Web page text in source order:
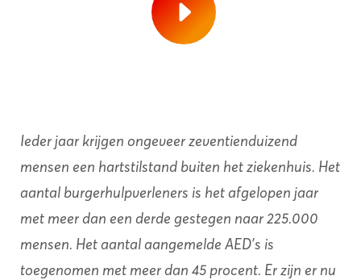
Ieder jaar krijgen ongeveer zeventienduizend
mensen een hartstilstand buiten het ziekenhuis. Het
aantal burgerhulpverleners is het afgelopen jaar
met meer dan een derde gestegen naar 225.000
mensen. Het aantal aangemelde AED's is
toegenomen met meer dan 45 procent. Er zijn er nu